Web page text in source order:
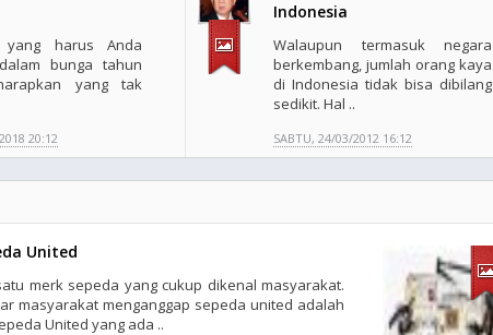
harus Anda
bunga tahun
yang tak
20:12
Indonesia
Walaupun termasuk negara
berkembang, jumlah orang kaya
di Indonesia tidak bisa dibilang
sedikit. Hal ..
SABTU, 24/03/2012 16:12
United
merk sepeda yang cukup dikenal masyarakat.
masyarakat menganggap sepeda united adalah
United yang ada ..